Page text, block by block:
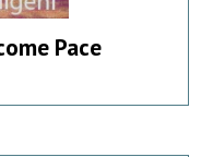
Pace